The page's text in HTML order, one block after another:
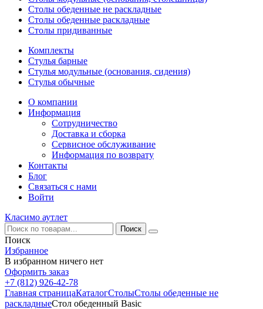
Столы обеденные не раскладные
Столы обеденные раскладные
Столы придиванные
Комплекты
Стулья барные
Стулья модульные (основания, сидения)
Стулья обычные
О компании
Информация
Сотрудничество
Доставка и сборка
Сервисное обслуживание
Информация по возврату
Контакты
Блог
Связаться с нами
Войти
Класимо аутлет
Поиск
Избранное
В избранном ничего нет
Оформить заказ
+7 (812) 926-42-78
Главная страницаКаталогСтолыСтолы обеденные не
раскладныеСтол обеденный Basic